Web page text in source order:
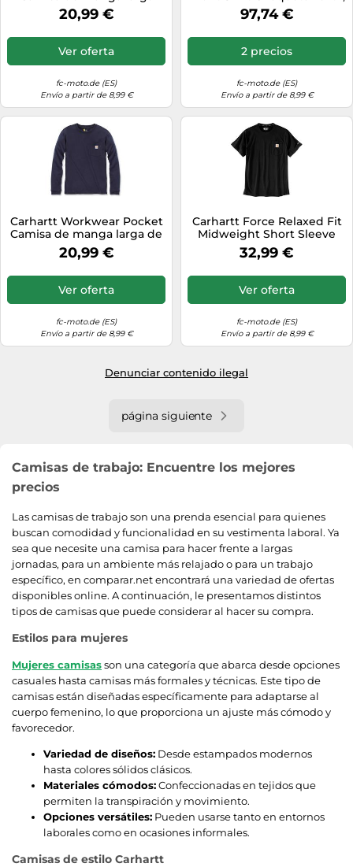
para damas, gris, Talla L
20,99 €
Ver oferta
fc-moto.de (ES)
Envío a partir de 8,99 €
Marrón claro, Talla XL
97,74 €
2 precios
fc-moto.de (ES)
Envío a partir de 8,99 €
Carhartt Workwear Pocket
Camisa de manga larga de
mujer, Azul marino, Talla S
20,99 €
Ver oferta
fc-moto.de (ES)
Envío a partir de 8,99 €
Carhartt Force Relaxed Fit
Midweight Short Sleeve
Pocket Camiseta, negro,
Talla M
32,99 €
Ver oferta
fc-moto.de (ES)
Envío a partir de 8,99 €
Denunciar contenido ilegal
página siguiente
Camisas de trabajo: Encuentre los mejores
precios
Las camisas de trabajo son una prenda esencial para quienes
buscan comodidad y funcionalidad en su vestimenta laboral. Ya
sea que necesite una camisa para hacer frente a largas
jornadas, para un ambiente más relajado o para un trabajo
específico, en comparar.net encontrará una variedad de ofertas
disponibles online. A continuación, le presentamos distintos
tipos de camisas que puede considerar al hacer su compra.
Estilos para mujeres
Mujeres camisasson una categoría que abarca desde opciones
casuales hasta camisas más formales y técnicas. Este tipo de
camisas están diseñadas específicamente para adaptarse al
cuerpo femenino, lo que proporciona un ajuste más cómodo y
favorecedor.
Variedad de diseños: Desde estampados modernos
hasta colores sólidos clásicos.
Materiales cómodos:Confeccionadas en tejidos que
permiten la transpiración y movimiento.
Opciones versátiles: Pueden usarse tanto en entornos
laborales como en ocasiones informales.
Camisas de estilo Carhartt